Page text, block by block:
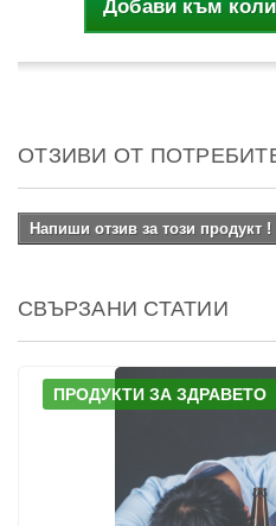
Добави към
ОТЗИВИ ОТ
Напиши отзив за този продукт !
СВЪРЗАНИ СТАТИИ
ПРОДУКТИ ЗА ЗДРАВЕТО